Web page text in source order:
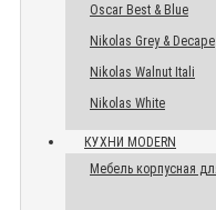
Oscar Best & Blue
Nikolas Grey & Decape
Nikolas Walnut Itali
Nikolas White
КУХНИ MODERN
Мебель корпусная